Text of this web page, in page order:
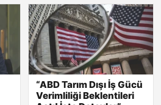
“ABD Tarım Dışı İş Gücü
Verimliliği Beklentileri